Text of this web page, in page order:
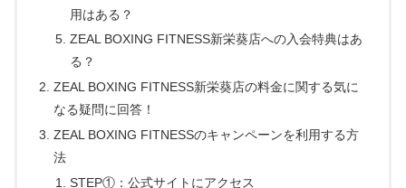
用はある？
ZEAL BOXING FITNESS新栄葵店への入会特典はあ
る？
ZEAL BOXING FITNESS新栄葵店の料金に関する気に
なる疑問に回答！
ZEAL BOXING FITNESSのキャンペーンを利用する方
法
STEP①：公式サイトにアクセス